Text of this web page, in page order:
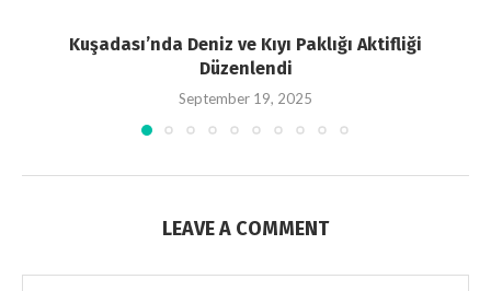
Kuşadası’nda Deniz ve Kıyı Paklığı Aktifliği
Düzenlendi
September 19, 2025
LEAVE A COMMENT